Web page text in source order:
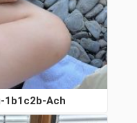
1b1c2b-Ach